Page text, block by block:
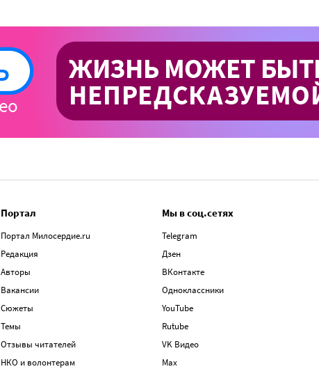
Портал
Портал Милосердие.ru
Редакция
Авторы
Вакансии
Сюжеты
Темы
Отзывы читателей
НКО и волонтерам
Мы в соц.сетях
Telegram
Дзен
ВКонтакте
Одноклассники
YouTube
Rutube
VK Видео
Max